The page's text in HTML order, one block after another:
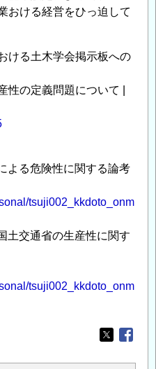
おける経営をひっ迫して
ける土木学会掲示板への
性の定義問題について |
よる危険性に関する論考
tsuji002_kkdoto_onm
土交通省の生産性に関す
tsuji002_kkdoto_onm
Opens in